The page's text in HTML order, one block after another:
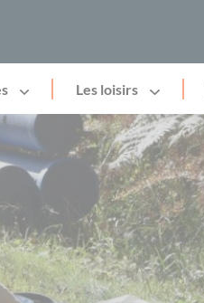
Les loisirs